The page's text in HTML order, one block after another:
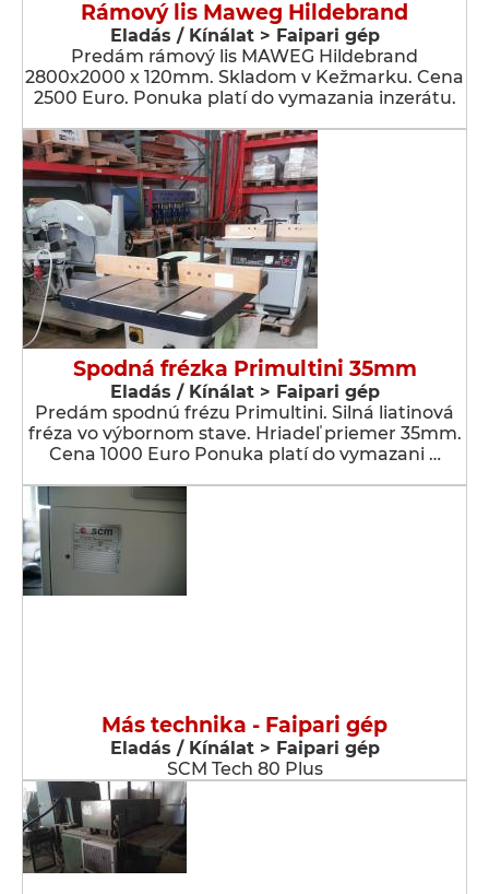
Rámový lis Maweg Hildebrand
Eladás / Kínálat > Faipari gép
Predám rámový lis MAWEG Hildebrand
2800x2000 x 120mm. Skladom v Kežmarku. Cena
2500 Euro. Ponuka platí do vymazania inzerátu.
Spodná frézka Primultini 35mm
Eladás / Kínálat > Faipari gép
Predám spodnú frézu Primultini. Silná liatinová
fréza vo výbornom stave. Hriadeľ priemer 35mm.
Cena 1000 Euro Ponuka platí do vymazani …
Más technika - Faipari gép
Eladás / Kínálat > Faipari gép
SCM Tech 80 Plus